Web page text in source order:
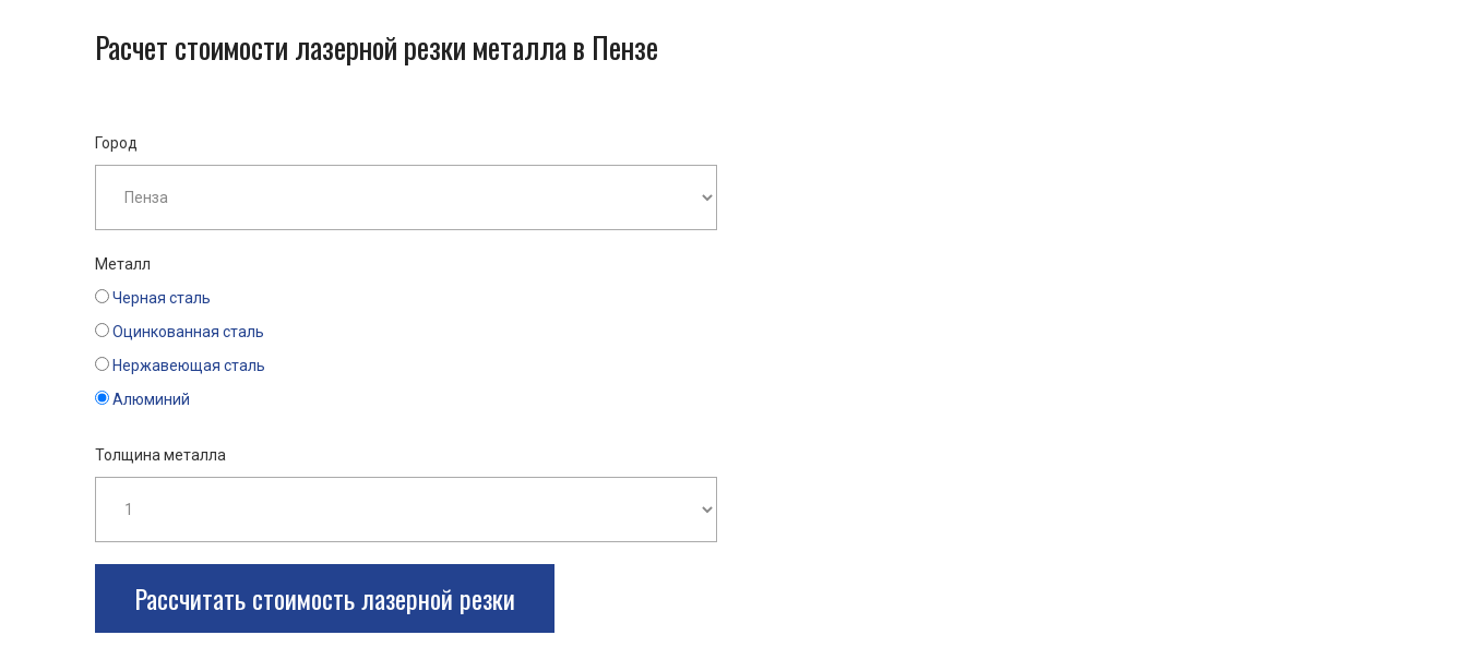
Расчет стоимости лазерной резки металла в Пензе
Город
Металл
Черная сталь
Оцинкованная сталь
Нержавеющая сталь
Алюминий
Толщина металла
Рассчитать стоимость лазерной резки